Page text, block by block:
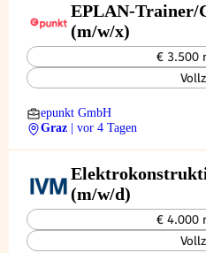
EPLAN-Trainer/
(m/w/x)
€ 3.500
epunkt GmbH
Graz
| vor 4 Tagen
(m/w/d)
€ 4.000